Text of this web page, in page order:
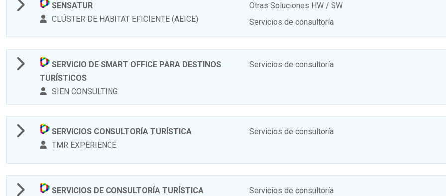
SENSATUR
CLÚSTER DE HABITAT EFICIENTE (AEICE)
Otras Soluciones HW / SW
Servicios de consultoría
SERVICIO DE SMART OFFICE PARA DESTINOS
TURÍSTICOS
SIEN CONSULTING
Servicios de consultoría
SERVICIOS CONSULTORÍA TURÍSTICA
TMR EXPERIENCE
Servicios de consultoría
SERVICIOS DE CONSULTORÍA TURÍSTICA
Servicios de consultoría